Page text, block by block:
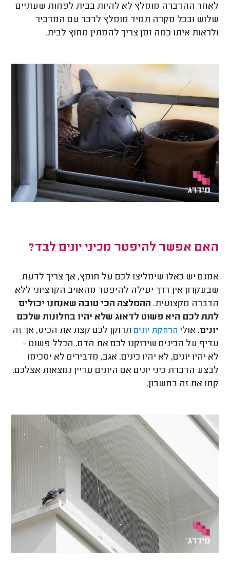
לאחר ההדברה מומלץ לא להיות בבית לפחות שעתיים
שלוש ובכל מקרה תמיד מומלץ לדבר עם המדביר
ולראות איתו כמה זמן צריך להמתין מחוץ לבית.
האם אפשר להיפטר מכיני יונים לבד?
אמנם יש כאלו שימליצו לכם על חומץ, אך צריך לדעת
שבעקרון אין דרך יעילה להיפטר מהאויב הקרציוני ללא
הדברה מקצועית. ההמלצה הכי טובה שאנחנו יכולים
לתת לכם היא פשוט לדאוג שלא יהיו בחלונות שלכם
יונים. אולי הרחקת יונים תרוקן לכם קצת את הכיס, אך זה
עדיף על הכינים שירוקנו לכם את הדם. הכלל פשוט -
לא יהיו יונים, לא יהיו כינים. אגב, מדבירים לא יסכימו
לבצע הדברת כיני יונים אם היונים עדיין נמצאות אצלכם.
קחו את זה בחשבון.